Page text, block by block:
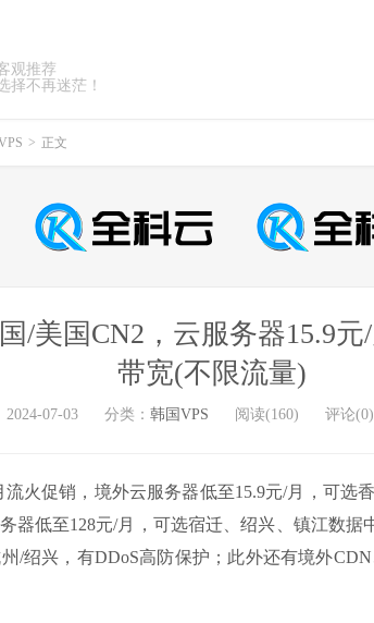
观推荐
择不再迷茫！
> 正文
/美国CN2，云服务器15.9
带宽(不限流量)
2024-07-03 分类： 韩国VPS 阅读(160) 评论(0)
流火促销，境外云服务器低至15.9元/月，可选
器低至128元/月，可选宿迁、绍兴、镇江数据
/绍兴，有DDoS高防保护；此外还有境外